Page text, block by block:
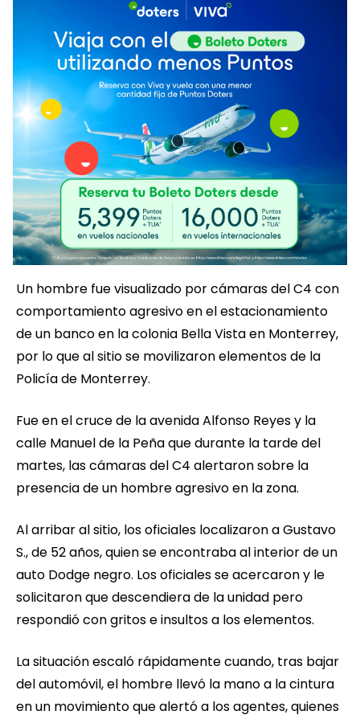
Un hombre fue visualizado por cámaras del C4 con
comportamiento agresivo en el estacionamiento
de un banco en la colonia Bella Vista en Monterrey,
por lo que al sitio se movilizaron elementos de la
Policía de Monterrey.
Fue en el cruce de la avenida Alfonso Reyes y la
calle Manuel de la Peña que durante la tarde del
martes, las cámaras del C4 alertaron sobre la
presencia de un hombre agresivo en la zona.
Al arribar al sitio, los oficiales localizaron a Gustavo
S., de 52 años, quien se encontraba al interior de un
auto Dodge negro. Los oficiales se acercaron y le
solicitaron que descendiera de la unidad pero
respondió con gritos e insultos a los elementos.
La situación escaló rápidamente cuando, tras bajar
del automóvil, el hombre llevó la mano a la cintura
en un movimiento que alertó a los agentes, quienes